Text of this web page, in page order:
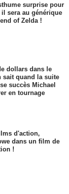
surprise pour
sera au générique
of Zelda !
dollars dans le
sait quand la suite
succès Michael
en tournage
d'action,
dans un film de
!